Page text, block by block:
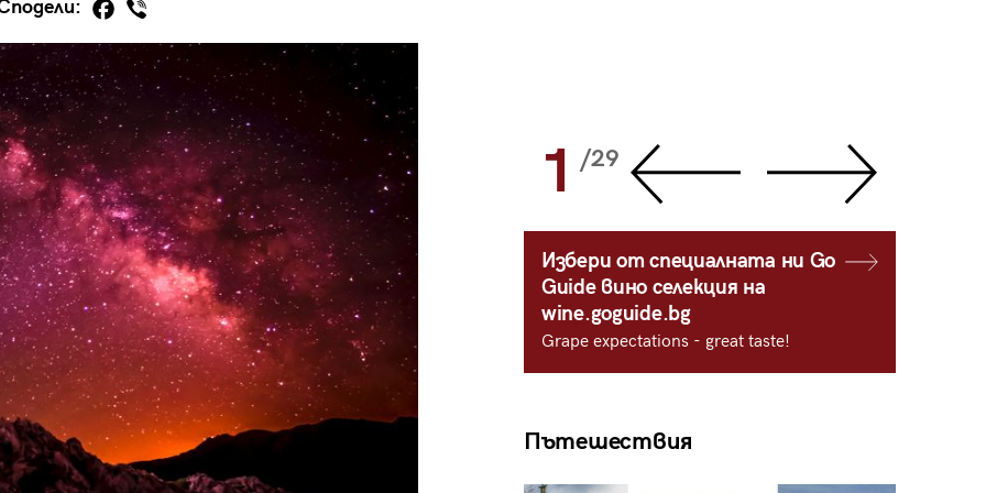
29 /29 1 /29
Избери от специалната ни Go
Guide вино селекция на
wine.goguide.bg
Grape expectations - great taste!
Пътешествия